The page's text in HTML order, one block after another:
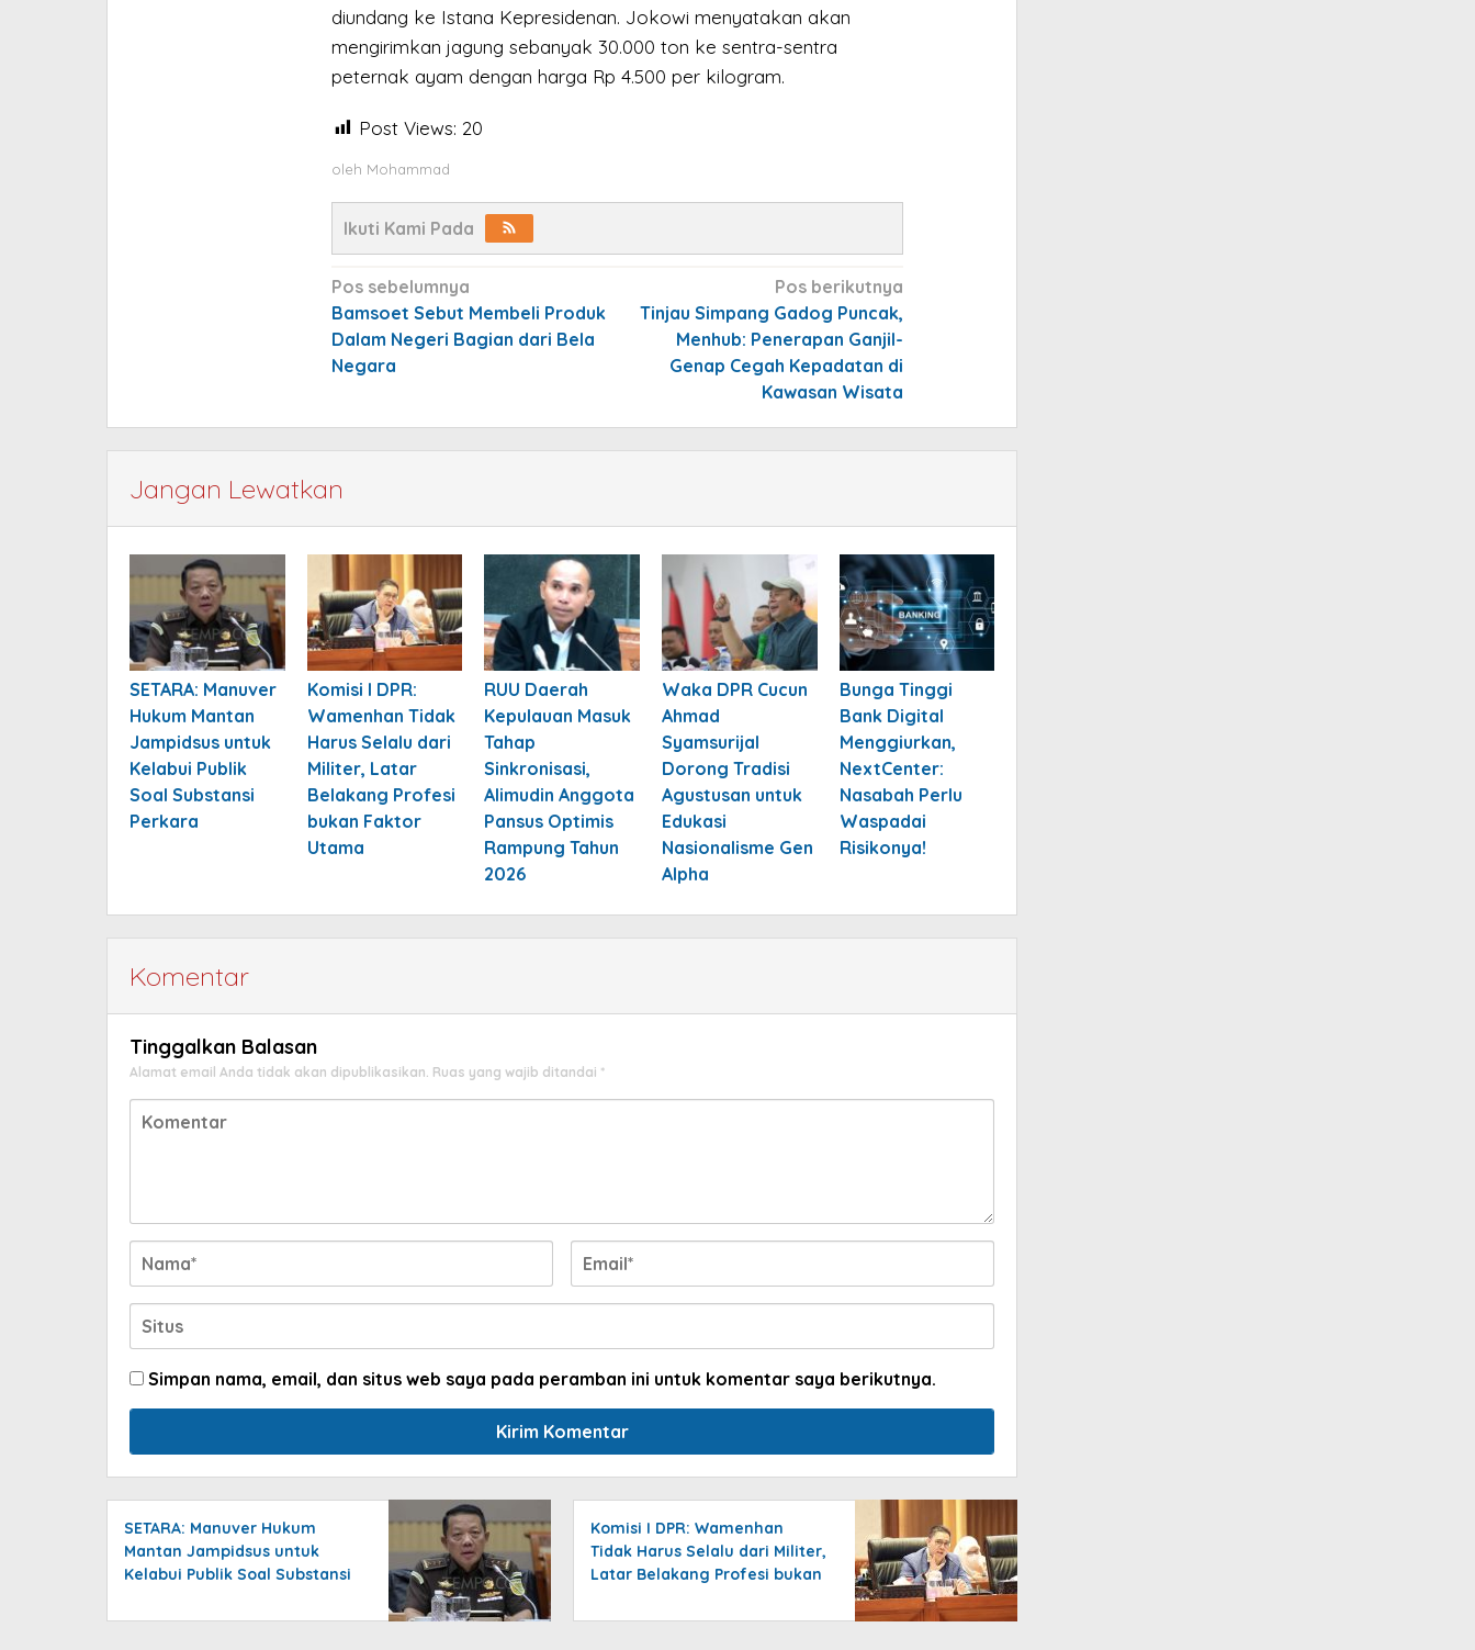
diundang ke Istana Kepresidenan. Jokowi menyatakan akan
mengirimkan jagung sebanyak 30.000 ton ke sentra-sentra
peternak ayam dengan harga Rp 4.500 per kilogram.
Post Views: 20
oleh Mohammad
Ikuti Kami Pada
Navigasi
pos
Pos sebelumnya
Bamsoet Sebut Membeli Produk
Dalam Negeri Bagian dari Bela
Negara
Pos berikutnya
Tinjau Simpang Gadog Puncak,
Menhub: Penerapan Ganjil-
Genap Cegah Kepadatan di
Kawasan Wisata
Jangan Lewatkan
SETARA: Manuver
Hukum Mantan
Jampidsus untuk
Kelabui Publik
Soal Substansi
Perkara
Komisi I DPR:
Wamenhan Tidak
Harus Selalu dari
Militer, Latar
Belakang Profesi
bukan Faktor
Utama
RUU Daerah
Kepulauan Masuk
Tahap
Sinkronisasi,
Alimudin Anggota
Pansus Optimis
Rampung Tahun
2026
Waka DPR Cucun
Ahmad
Syamsurijal
Dorong Tradisi
Agustusan untuk
Edukasi
Nasionalisme Gen
Alpha
Bunga Tinggi
Bank Digital
Menggiurkan,
NextCenter:
Nasabah Perlu
Waspadai
Risikonya!
Komentar
Tinggalkan Balasan
Alamat email Anda tidak akan dipublikasikan. Ruas yang wajib ditandai *
Simpan nama, email, dan situs web saya pada peramban ini untuk komentar saya berikutnya.
SETARA: Manuver Hukum
Mantan Jampidsus untuk
Kelabui Publik Soal Substansi
Komisi I DPR: Wamenhan
Tidak Harus Selalu dari Militer,
Latar Belakang Profesi bukan